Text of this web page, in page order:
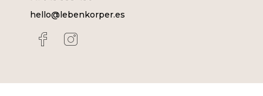
hello@lebenkorper.es